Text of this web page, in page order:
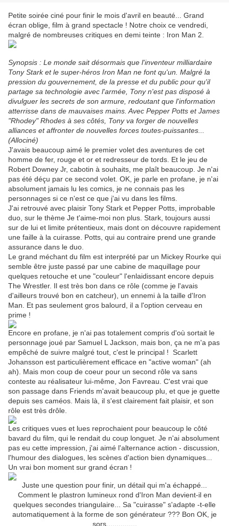
Petite soirée ciné pour finir le mois d'avril en beauté... Grand
écran oblige, film à grand spectacle ! Notre choix ce vendredi,
malgré de nombreuses critiques en demi teinte : Iron Man 2.
Synopsis : Le monde sait désormais que l'inventeur milliardaire
Tony Stark et le super-héros Iron Man ne font qu'un. Malgré la
pression du gouvernement, de la presse et du public pour qu'il
partage sa technologie avec l'armée, Tony n'est pas disposé à
divulguer les secrets de son armure, redoutant que l'information
atterrisse dans de mauvaises mains. Avec Pepper Potts et James
"Rhodey" Rhodes à ses côtés, Tony va forger de nouvelles
alliances et affronter de nouvelles forces toutes-puissantes...
(Allociné)
J'avais beaucoup aimé le premier volet des aventures de cet
homme de fer, rouge et or et redresseur de tords. Et le jeu de
Robert Downey Jr, cabotin à souhaits, me plaît beaucoup. Je n'ai
pas été déçu par ce second volet. OK, je parle en profane, je n'ai
absolument jamais lu les comics, je ne connais pas les
personnages si ce n'est ce que j'ai vu dans les films.
J'ai retrouvé avec plaisir Tony Stark et Pepper Potts, improbable
duo, sur le thème Je t'aime-moi non plus. Stark, toujours aussi
sur de lui et limite prétentieux, mais dont on découvre rapidement
une faille à la cuirasse. Potts, qui au contraire prend une grande
assurance dans le duo.
Le grand méchant du film est interprété par un Mickey Rourke qui
semble être juste passé par une cabine de maquillage pour
quelques retouche et une "couleur" l'enlaidissant encore depuis
The Wrestler. Il est très bon dans ce rôle (comme je l'avais
d'ailleurs trouvé bon en catcheur), un ennemi à la taille d'Iron
Man. Et pas seulement gros balourd, il a l'option cerveau en
prime !
Encore en profane, je n'ai pas totalement compris d'où sortait le
personnage joué par Samuel L Jackson, mais bon, ça ne m'a pas
empêché de suivre malgré tout, c'est le principal ! Scarlett
Johansson est particulièrement efficace en "active woman" (ah
ah). Mais mon coup de coeur pour un second rôle va sans
conteste au réalisateur lui-même, Jon Favreau. C'est vrai que
son passage dans Friends m'avait beaucoup plu, et que je guette
depuis ses caméos. Mais là, il s'est clairement fait plaisir, et son
rôle est très drôle.
Les critiques vues et lues reprochaient pour beaucoup le côté
bavard du film, qui le rendait du coup longuet. Je n'ai absolument
pas eu cette impression, j'ai aimé l'alternance action - discussion,
l'humour des dialogues, les scènes d'action bien dynamiques...
Un vrai bon moment sur grand écran !
Juste une question pour finir, un détail qui m'a échappé...
Comment le plastron lumineux rond d'Iron Man devient-il en
quelques secondes triangulaire... Sa "cuirasse" s'adapte -t-elle
automatiquement à la forme de son générateur ??? Bon OK, je
sors...............